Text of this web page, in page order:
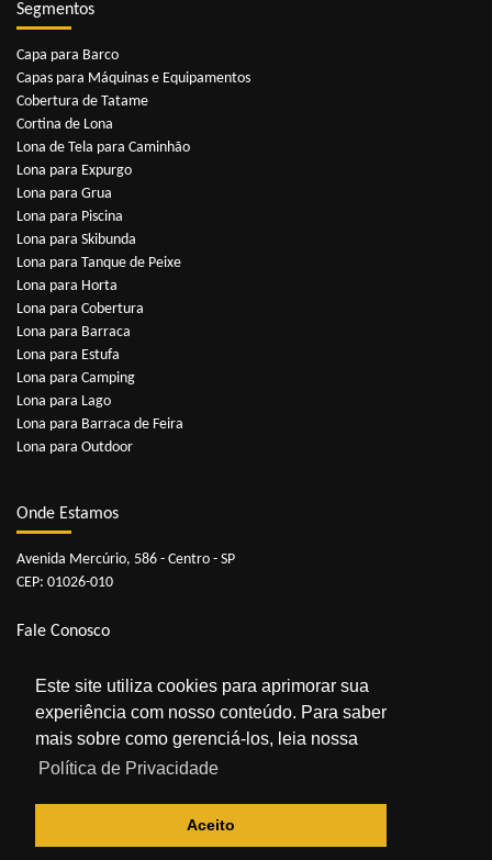
Este site utiliza cookies para aprimorar sua
experiência com nosso conteúdo. Para saber
mais sobre como gerenciá-los, leia nossa
Política de Privacidade
Aceito
Segmentos
Capa para Barco
Capas para Máquinas e Equipamentos
Cobertura de Tatame
Cortina de Lona
Lona de Tela para Caminhão
Lona para Expurgo
Lona para Grua
Lona para Piscina
Lona para Skibunda
Lona para Tanque de Peixe
Lona para Horta
Lona para Cobertura
Lona para Barraca
Lona para Estufa
Lona para Camping
Lona para Lago
Lona para Barraca de Feira
Lona para Outdoor
Onde Estamos
Avenida Mercúrio, 586 - Centro - SP
CEP: 01026-010
Fale Conosco
Telefones: 11 3229-3341
11 3229-3352
11 98909-0929
E-mail: contato@lonasonline.com.br
© 2026 Lonas Online. Todos os direitos reservados.